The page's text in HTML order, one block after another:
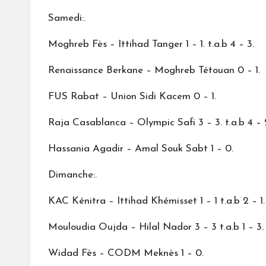
Samedi:.
Moghreb Fès – Ittihad Tanger 1 – 1. t.a.b 4 – 3.
Renaissance Berkane – Moghreb Tétouan 0 – 1.
FUS Rabat – Union Sidi Kacem 0 – 1.
Raja Casablanca – Olympic Safi 3 – 3. t.a.b 4 –
Hassania Agadir – Amal Souk Sabt 1 – 0.
Dimanche:.
KAC Kénitra – Ittihad Khémisset 1 – 1 t.a.b 2 – 1.
Mouloudia Oujda – Hilal Nador 3 – 3 t.a.b 1 – 3.
Widad Fès – CODM Meknès 1 – 0.